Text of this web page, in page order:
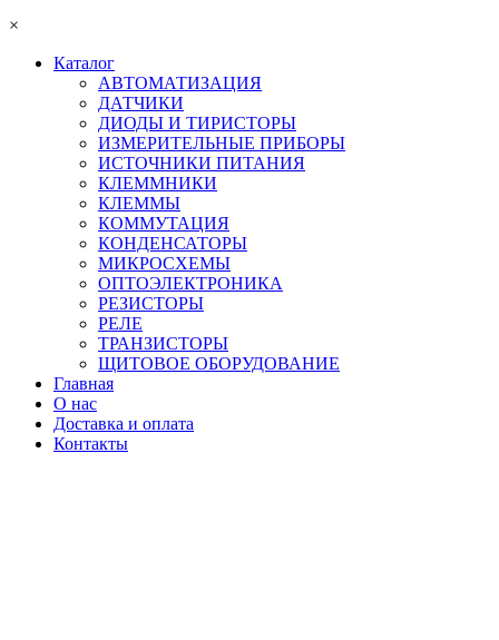
×
Каталог
АВТОМАТИЗАЦИЯ
ДАТЧИКИ
ДИОДЫ И ТИРИСТОРЫ
ИЗМЕРИТЕЛЬНЫЕ ПРИБОРЫ
ИСТОЧНИКИ ПИТАНИЯ
КЛЕММНИКИ
КЛЕММЫ
КОММУТАЦИЯ
КОНДЕНСАТОРЫ
МИКРОСХЕМЫ
ОПТОЭЛЕКТРОНИКА
РЕЗИСТОРЫ
РЕЛЕ
ТРАНЗИСТОРЫ
ЩИТОВОЕ ОБОРУДОВАНИЕ
Главная
О нас
Доставка и оплата
Контакты